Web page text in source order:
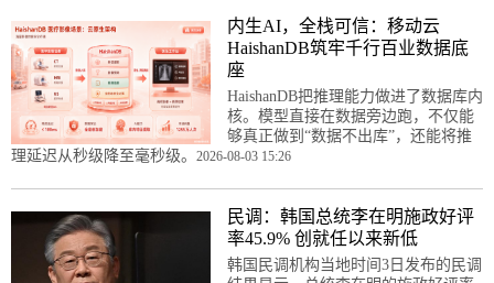
内生AI，全栈可信：移动云
HaishanDB筑牢千行百业数据底
座
HaishanDB把推理能力做进了数据库内
核。模型直接在数据旁边跑，不仅能
够真正做到“数据不出库”，还能将推
理延迟从秒级降至毫秒级。 2026-08-03 15:26
民调：韩国总统李在明施政好评
率45.9% 创就任以来新低
韩国民调机构当地时间3日发布的民调